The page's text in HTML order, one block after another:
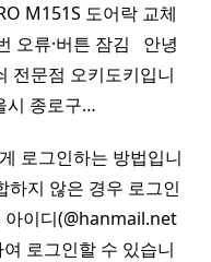
M151S 도어락 교체
오류·버튼 잠김 ​ ​ 안녕
전문점 오키도키입니
시 종로구…
로그인하는 방법입니
하지 않은 경우 로그인
아이디(@hanmail.net
로그인할 수 있습니